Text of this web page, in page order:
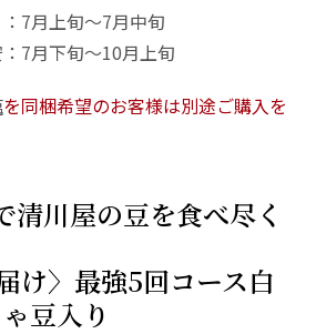
7月上旬～7月中旬
7月下旬～10月上旬
を同梱希望のお客様は別途ご購入を
清川屋の豆を食べ尽く
け〉最強5回コース白
豆入り